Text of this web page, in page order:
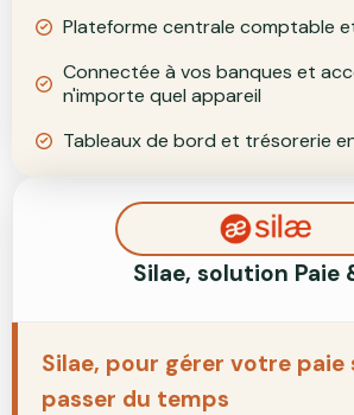
Plateforme centrale comptable
Connectée à vos banques et
n'importe quel appareil
Tableaux de bord et trésorerie
Silae, solution Paie
Silae, pour gérer votre paie
passer du temps